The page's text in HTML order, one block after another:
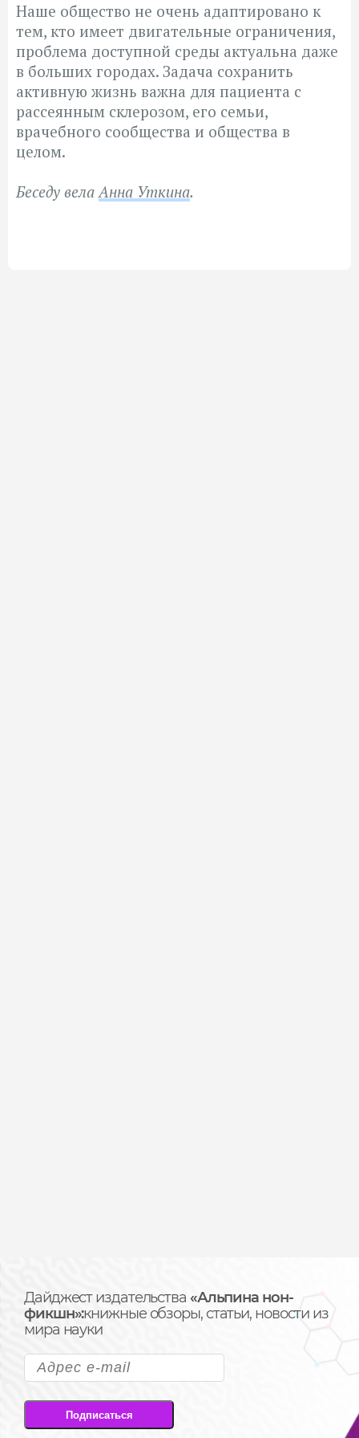
Наше общество не очень адаптировано к
тем, кто имеет двигательные ограничения,
проблема доступной среды актуальна даже
в больших городах. Задача сохранить
активную жизнь важна для пациента с
рассеянным склерозом, его семьи,
врачебного сообщества и общества в
целом.
Беседу велаАнна Уткина.
Дайджест издательства «Альпина нон-
фикшн»:книжные обзоры, статьи, новости из
мира науки
Подписаться